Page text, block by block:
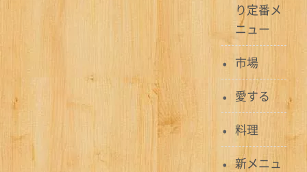
ン
り定番メ
ニュー
市場
愛する
料理
新メニュ